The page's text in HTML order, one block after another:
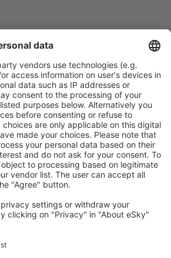
şi uşor
aşteptărilor tale.
griji cu opțiune gratuită de anulare.
mai mult
și oferte speciale pentru utilizatorii
1,3 mil. de opţiuni: hoteluri, cabane,
altele.